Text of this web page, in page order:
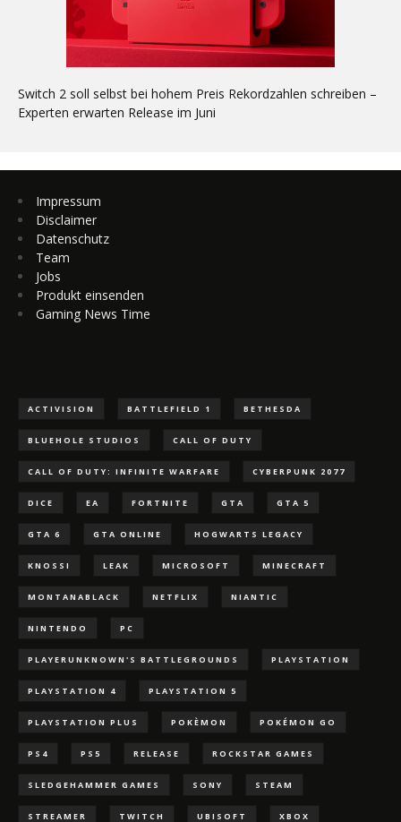
Switch 2 soll selbst bei hohem Preis Rekordzahlen schreiben –
Experten erwarten Release im Juni
Impressum
Disclaimer
Datenschutz
Team
Jobs
Produkt einsenden
Gaming News Time
ACTIVISION BATTLEFIELD 1 BETHESDA
BLUEHOLE STUDIOS CALL OF DUTY
CALL OF DUTY: INFINITE WARFARE CYBERPUNK 2077
DICE EA FORTNITE GTA GTA 5
GTA 6 GTA ONLINE HOGWARTS LEGACY
KNOSSI LEAK MICROSOFT MINECRAFT
MONTANABLACK NETFLIX NIANTIC
NINTENDO PC
PLAYERUNKNOWN'S BATTLEGROUNDS PLAYSTATION
PLAYSTATION 4 PLAYSTATION 5
PLAYSTATION PLUS POKÈMON POKÉMON GO
PS4 PS5 RELEASE ROCKSTAR GAMES
SLEDGEHAMMER GAMES SONY STEAM
STREAMER TWITCH UBISOFT XBOX